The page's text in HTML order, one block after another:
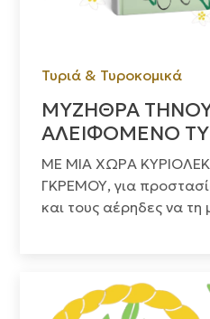
Τυριά & Τυροκομικά
ΜΥΖΗΘΡΑ ΤΗΝΟΥ
ΑΛΕΙΦΟΜΕΝΟ
ΜΕ ΜΙΑ ΧΩΡΑ
ΓΚΡΕΜΟΥ, για
και τους αέρηδες να τη